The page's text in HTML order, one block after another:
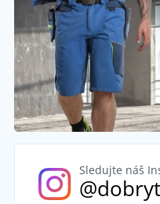
Sledujte náš